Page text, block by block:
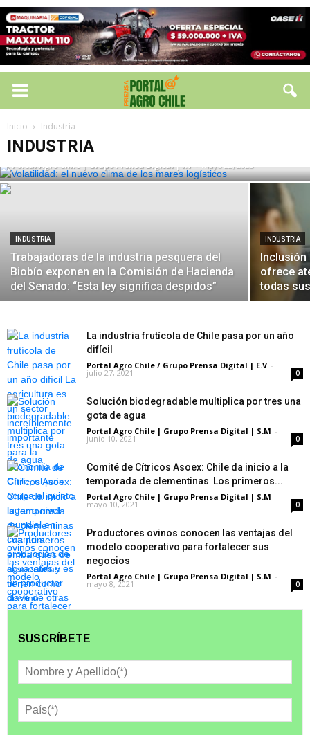
Inicio Industria
INDUSTRIA
Volatilidad: el nuevo clima de los mares
logísticos
Portal Agro Chile | Grupo Prensa Digital | I.V - mayo 22, 2025
INDUSTRIA
Trabajadoras de la industria pesquera del
Biobío exponen en la Comisión de Hacienda
del Senado: “Esta ley significa despidos”
INDUSTRIA
Inclusión
ofrece
todas
La industria frutícola de Chile pasa por un año
difícil
Portal Agro Chile / Grupo Prensa Digital | E.V -
julio 27, 2021 0
Solución biodegradable multiplica por tres una
gota de agua
Portal Agro Chile | Grupo Prensa Digital | S.M -
junio 10, 2021 0
Comité de Cítricos Asoex: Chile da inicio a la
temporada de clementinas Los primeros...
Portal Agro Chile | Grupo Prensa Digital | S.M -
mayo 10, 2021 0
Productores ovinos conocen las ventajas del
modelo cooperativo para fortalecer sus
negocios
Portal Agro Chile | Grupo Prensa Digital | S.M -
mayo 8, 2021 0
SUSCRÍBETE